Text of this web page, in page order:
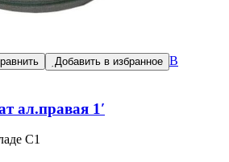
Добавить в избранное В
ал.правая 1′
С1